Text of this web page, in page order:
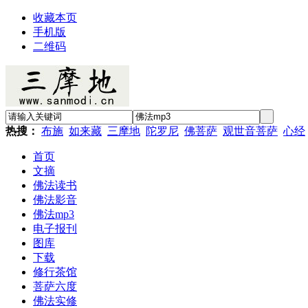
收藏本页
手机版
二维码
热搜： 布施 如来藏 三摩地 陀罗尼 佛菩萨 观世音菩萨 心经
首页
文摘
佛法读书
佛法影音
佛法mp3
电子报刊
图库
下载
修行茶馆
菩萨六度
佛法实修